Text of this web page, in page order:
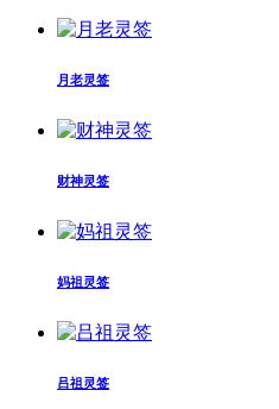
月老灵签
财神灵签
妈祖灵签
吕祖灵签